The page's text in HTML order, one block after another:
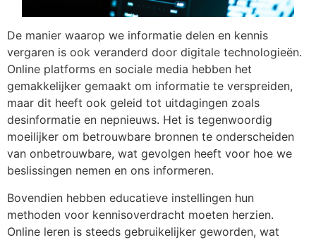
De manier waarop we informatie delen en kennis
vergaren is ook veranderd door digitale technologieën.
Online platforms en sociale media hebben het
gemakkelijker gemaakt om informatie te verspreiden,
maar dit heeft ook geleid tot uitdagingen zoals
desinformatie en nepnieuws. Het is tegenwoordig
moeilijker om betrouwbare bronnen te onderscheiden
van onbetrouwbare, wat gevolgen heeft voor hoe we
beslissingen nemen en ons informeren.
Bovendien hebben educatieve instellingen hun
methoden voor kennisoverdracht moeten herzien.
Online leren is steeds gebruikelijker geworden, wat